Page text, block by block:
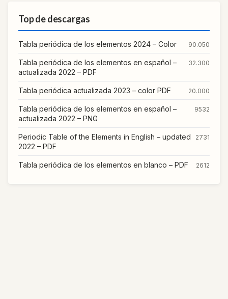
Top de descargas
Tabla periódica de los elementos 2024 – Color 90.050
Tabla periódica de los elementos en español –
actualizada 2022 – PDF
32.300
Tabla periódica actualizada 2023 – color PDF 20.000
Tabla periódica de los elementos en español –
actualizada 2022 – PNG
9532
Periodic Table of the Elements in English – updated
2022 – PDF
2731
Tabla periódica de los elementos en blanco – PDF 2612